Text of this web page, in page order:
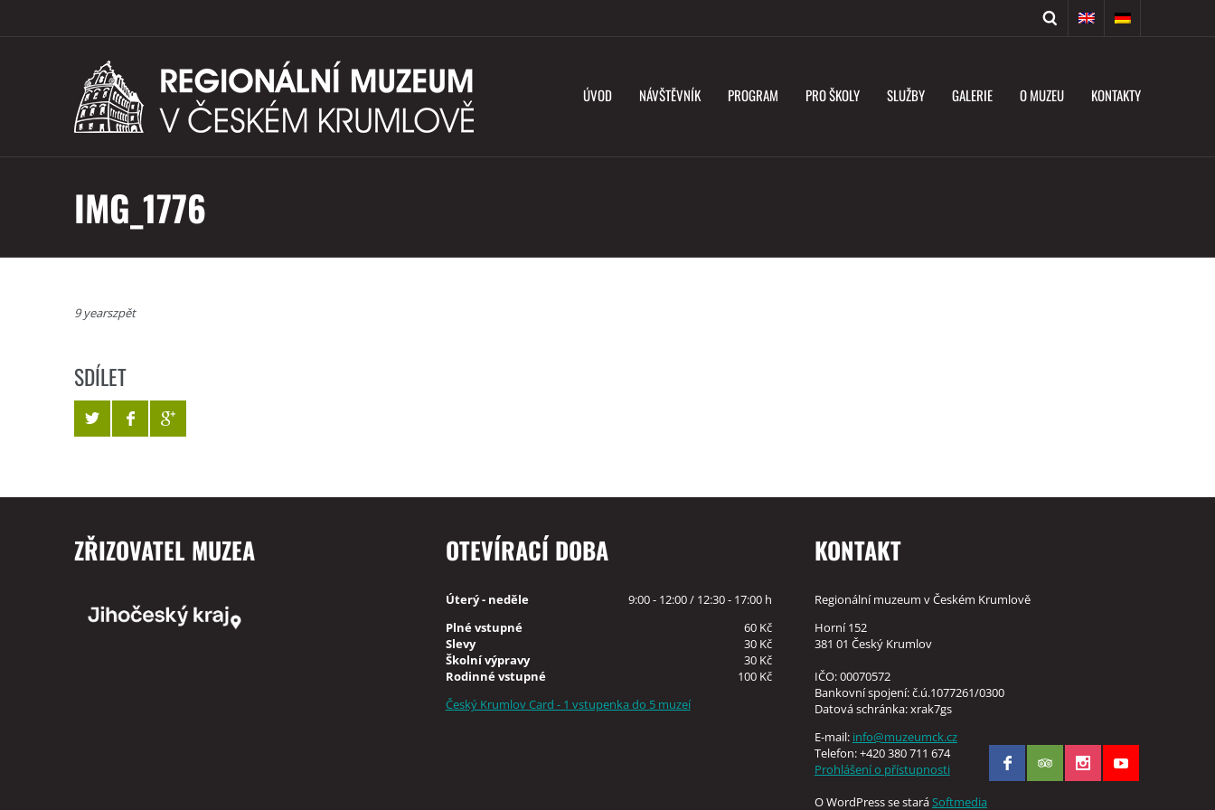
ÚVOD NÁVŠTĚVNÍK PROGRAM PRO ŠKOLY SLUŽBY GALERIE O MUZEU KONTAKTY
IMG_1776
9 yearszpět
SDÍLET
ZŘIZOVATEL MUZEA OTEVÍRACÍ DOBA
Úterý - neděle
9:00 - 12:00 / 12:30 - 17:00 h
Plné vstupné
60 Kč
Slevy
30 Kč
Školní výpravy
30 Kč
Rodinné vstupné
100 Kč
Český Krumlov Card - 1 vstupenka do 5 muzeí
KONTAKT
Regionální muzeum v Českém Krumlově
Horní 152
381 01 Český Krumlov
IČO: 00070572
Bankovní spojení: č.ú.1077261/0300
Datová schránka: xrak7gs
E-mail: info@muzeumck.cz
Telefon: +420 380 711 674
Prohlášení o přístupnosti
O WordPress se staráSoftmedia